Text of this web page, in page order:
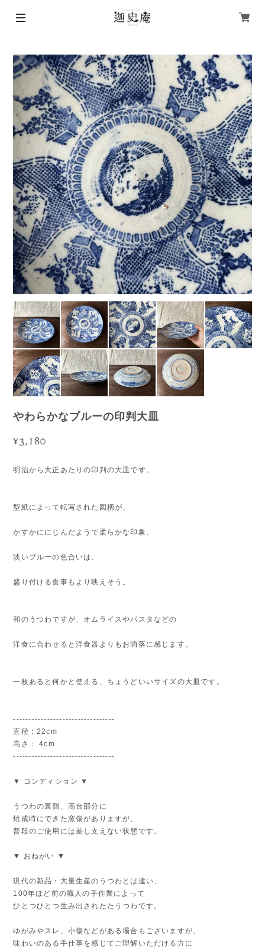
やわらかなブルーの印判大皿
¥3,180
明治から大正あたりの印判の大皿です。
型紙によって転写された図柄が、
かすかににじんだようで柔らかな印象。
淡いブルーの色合いは、
盛り付ける食事もより映えそう。
和のうつわですが、オムライスやパスタなどの
洋食に合わせると洋食器よりもお洒落に感じます。
一枚あると何かと使える、ちょうどいいサイズの大皿です。
---------------------------------
直径：22cm
高さ： 4cm
---------------------------------
▼ コンディション ▼
うつわの裏側、高台部分に
焼成時にできた窯傷がありますが、
普段のご使用には差し支えない状態です。
▼ おねがい ▼
現代の新品・大量生産のうつわとは違い、
100年ほど前の職人の手作業によって
ひとつひとつ生み出されたたうつわです。
ゆがみやスレ、小傷などがある場合もございますが、
味わいのある手仕事を感じてご理解いただける方に